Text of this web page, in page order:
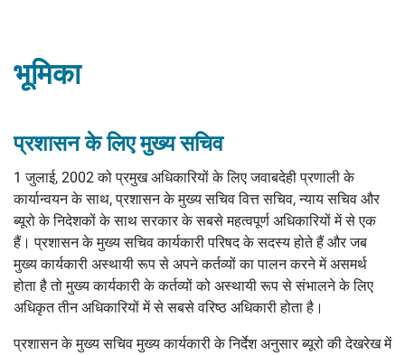
भूमिका
प्रशासन के लिए मुख्य सचिव
1 जुलाई, 2002 को प्रमुख अधिकारियों के लिए जवाबदेही प्रणाली के
कार्यान्वयन के साथ, प्रशासन के मुख्य सचिव वित्त सचिव, न्याय सचिव और
ब्यूरो के निदेशकों के साथ सरकार के सबसे महत्वपूर्ण अधिकारियों में से एक
हैं। प्रशासन के मुख्य सचिव कार्यकारी परिषद के सदस्य होते हैं और जब
मुख्य कार्यकारी अस्थायी रूप से अपने कर्तव्यों का पालन करने में असमर्थ
होता है तो मुख्य कार्यकारी के कर्तव्यों को अस्थायी रूप से संभालने के लिए
अधिकृत तीन अधिकारियों में से सबसे वरिष्ठ अधिकारी होता है।
प्रशासन के मुख्य सचिव मुख्य कार्यकारी के निर्देश अनुसार ब्यूरो की देखरेख में